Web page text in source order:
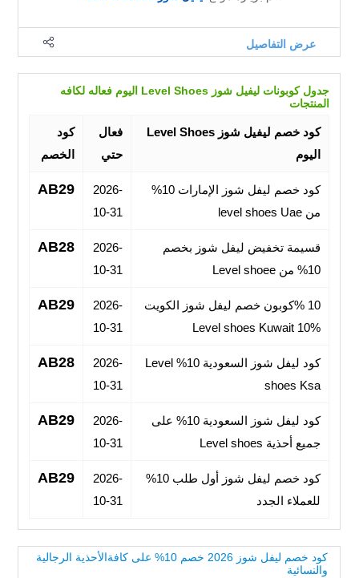
عرض التفاصيل
جدول كوبونات ليفيل شوز Level Shoes اليوم فعاله لكافه
المنتجات
كود خصم ليفيل شوز Level Shoes
اليوم
فعال
حتي
كود
الخصم
كود خصم ليفل شوز الإمارات 10%
من level shoes Uae
2026-
10-31
AB29
قسيمة تخفيض ليفل شوز بخصم
10% من Level shoee
2026-
10-31
AB28
10 %كوبون خصم ليفل شوز الكويت
Level shoes Kuwait 10%
2026-
10-31
AB29
كود ليفل شوز السعودية 10% Level
shoes Ksa
2026-
10-31
AB28
كود ليفل شوز السعودية 10% على
جميع أحذية Level shoes
2026-
10-31
AB29
كود خصم ليفل شوز أول طلب 10%
للعملاء الجدد
2026-
10-31
AB29
كود خصم ليفل شوز 2026 خصم 10% على كافةالأحذية الرجالية
والنسائية